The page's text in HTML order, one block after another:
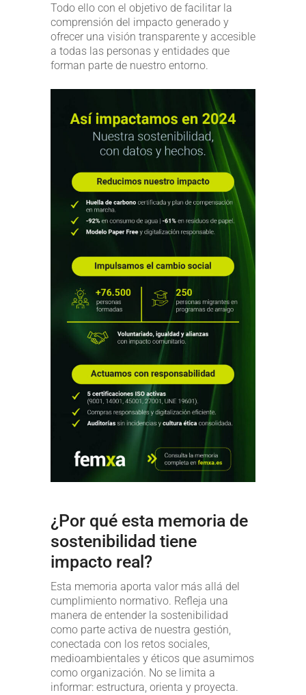
Todo ello con el objetivo de facilitar la
comprensión del impacto generado y
ofrecer una visión transparente y accesible
a todas las personas y entidades que
forman parte de nuestro entorno.
¿Por qué esta memoria de
sostenibilidad tiene
impacto real?
Esta memoria aporta valor más allá del
cumplimiento normativo. Refleja una
manera de entender la sostenibilidad
como parte activa de nuestra gestión,
conectada con los retos sociales,
medioambientales y éticos que asumimos
como organización. No se limita a
informar: estructura, orienta y proyecta.